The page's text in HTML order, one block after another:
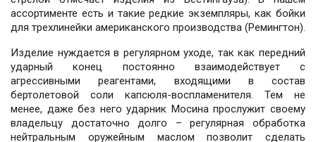
ассортименте есть и такие редкие экземпляры, как бойки
для трехлинейки американского производства (Ремингтон).
Изделие нуждается в регулярном уходе, так как передний
ударный конец постоянно взаимодействует с
агрессивными реагентами, входящими в состав
бертолетовой соли капсюля-воспламенителя. Тем не
менее, даже без него ударник Мосина прослужит своему
владельцу достаточно долго – регулярная обработка
нейтральным оружейным маслом позволит сделать